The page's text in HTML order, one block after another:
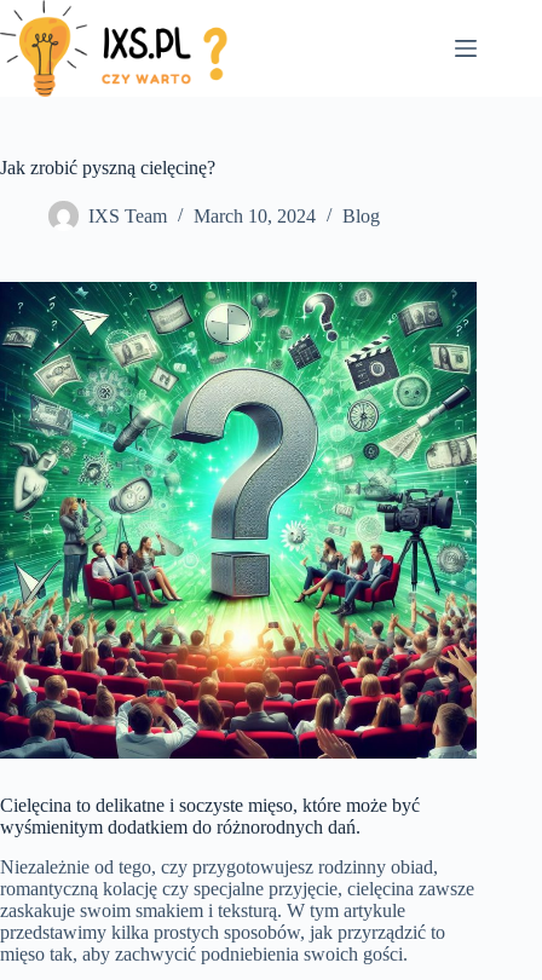
Skip
to
content
Jak zrobić pyszną cielęcinę?
IXS Team March 10, 2024 Blog
Cielęcina to delikatne i soczyste mięso, które może być
wyśmienitym dodatkiem do różnorodnych dań.
Niezależnie od tego, czy przygotowujesz rodzinny obiad,
romantyczną kolację czy specjalne przyjęcie, cielęcina zawsze
zaskakuje swoim smakiem i teksturą. W tym artykule
przedstawimy kilka prostych sposobów, jak przyrządzić to
mięso tak, aby zachwycić podniebienia swoich gości.